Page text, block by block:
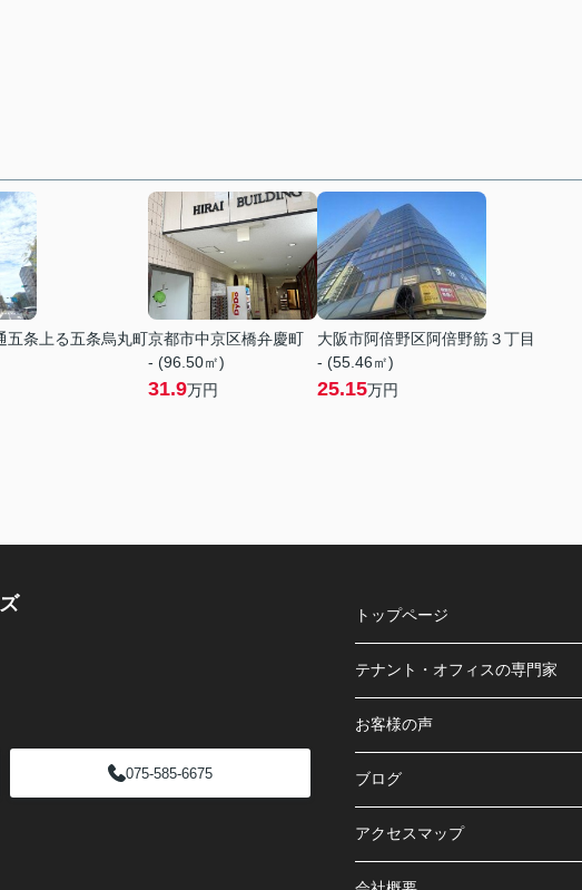
五条上る五条烏丸町京都市中京区橋弁慶町
- (96.50㎡)
31.9万円
大阪市阿倍野区阿倍野筋３丁目
- (55.46㎡)
25.15万円
075-585-6675
トップページ
テナント・オフィスの専門家
お客様の声
ブログ
アクセスマップ